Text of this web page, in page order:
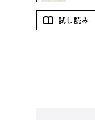
試し読み